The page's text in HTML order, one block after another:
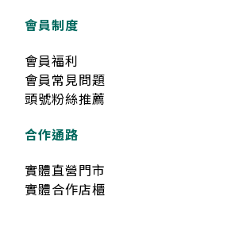
會員制度
會員福利
會員常見問題
頭號粉絲推薦
合作通路
實體直營門市
實體合作店櫃